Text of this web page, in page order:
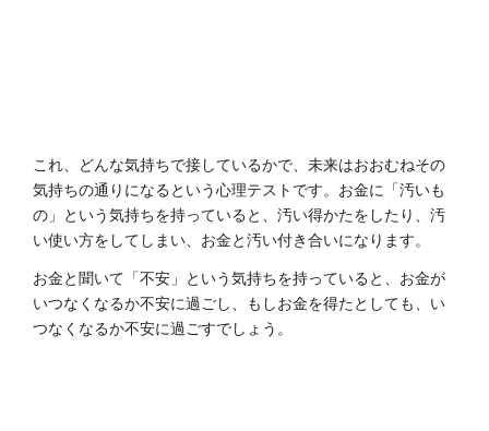
これ、どんな気持ちで接しているかで、未来はおおむねその
気持ちの通りになるという心理テストです。お金に「汚いも
の」という気持ちを持っていると、汚い得かたをしたり、汚
い使い方をしてしまい、お金と汚い付き合いになります。
お金と聞いて「不安」という気持ちを持っていると、お金が
いつなくなるか不安に過ごし、もしお金を得たとしても、い
つなくなるか不安に過ごすでしょう。